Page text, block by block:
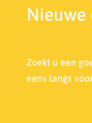
Nieuwe
Zoekt u een
eens langs